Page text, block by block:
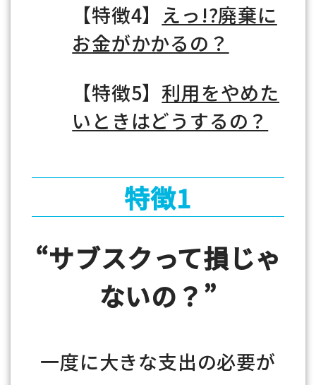
【特徴4】 えっ!?廃棄に
お金がかかるの？
【特徴5】利用をやめた
いときはどうするの？
特徴1
“サブスクって損じゃ
ないの？”
一度に大きな支出の必要が